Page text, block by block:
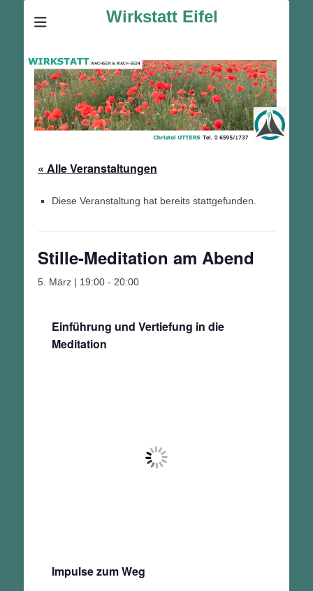
Wirkstatt Eifel
« Alle Veranstaltungen
Diese Veranstaltung hat bereits stattgefunden.
Stille-Meditation am Abend
5. März | 19:00 - 20:00
Einführung und Vertiefung in die
Meditation
Impulse zum Weg